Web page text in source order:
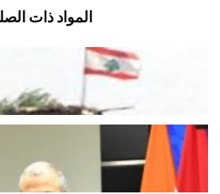
المواد ذات
وحدات من الجيش دخلت ليلا الى
والسلطة تخلّت عن مسؤولياتها
اخبار محلية أغسطس 7, 2026